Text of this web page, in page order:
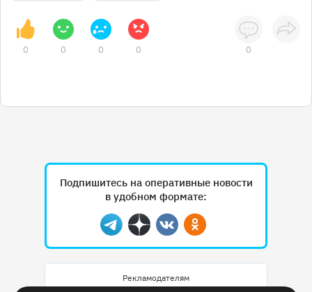
0 0 0 0 0
Подпишитесь на оперативные новости
в удобном формате:
Telegram
ДзенВконтактеОдноклассники
Рекламодателям